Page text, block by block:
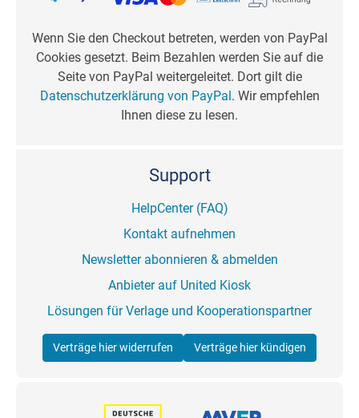
Wenn Sie den Checkout betreten, werden von PayPal
Cookies gesetzt. Beim Bezahlen werden Sie auf die
Seite von PayPal weitergeleitet. Dort gilt die
Datenschutzerklärung von PayPal . Wir empfehlen
Ihnen diese zu lesen.
Support
HelpCenter (FAQ)
Kontakt aufnehmen
Newsletter abonnieren & abmelden
Anbieter auf United Kiosk
Lösungen für Verlage und Kooperationspartner
Verträge hier widerrufen Verträge hier kündigen